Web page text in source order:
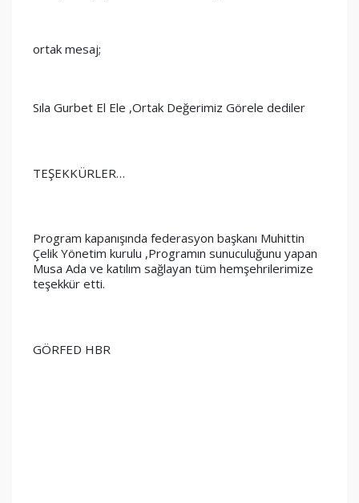
ortak mesaj;
Sıla Gurbet El Ele ,Ortak Değerimiz Görele dediler
TEŞEKKÜRLER…
Program kapanışında federasyon başkanı Muhittin
Çelik Yönetim kurulu ,Programın sunuculuğunu yapan
Musa Ada ve katılım sağlayan tüm hemşehrilerimize
teşekkür etti.
GÖRFED HBR